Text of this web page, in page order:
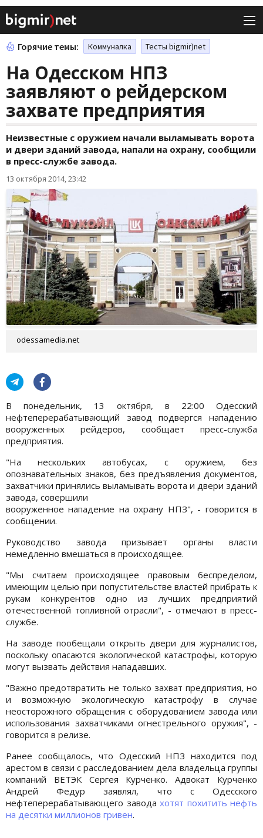
Горячие темы: Коммуналка Тесты bigmir)net
На Одесском НПЗ
заявляют о рейдерском
захвате предприятия
Неизвестные с оружием начали выламывать ворота
и двери зданий завода, напали на охрану, сообщили
в пресс-службе завода.
13 октября 2014, 23:42
odessamedia.net
В понедельник, 13 октября, в 22:00 Одесский
нефтеперерабатывающий завод подвергся нападению
вооруженных рейдеров, сообщает пресс-служба
предприятия.
"На нескольких автобусах, с оружием, без
опознавательных знаков, без предъявления документов,
захватчики принялись выламывать ворота и двери зданий
завода, совершили
вооруженное нападение на охрану НПЗ", - говорится в
сообщении.
Руководство завода призывает органы власти
немедленно вмешаться в происходящее.
"Мы считаем происходящее правовым беспределом,
имеющим целью при попустительстве властей прибрать к
рукам конкурентов одно из лучших предприятий
отечественной топливной отрасли", - отмечают в пресс-
службе.
На заводе пообещали открыть двери для журналистов,
поскольку опасаются экологической катастрофы, которую
могут вызвать действия нападавших.
"Важно предотвратить не только захват предприятия, но
и возможную экологическую катастрофу в случае
неосторожного обращения с оборудованием завода или
использования захватчиками огнестрельного оружия", -
говорится в релизе.
Ранее сообщалось, что Одесский НПЗ находится под
арестом в связи с расследованием дела владельца группы
компаний ВЕТЭК Сергея Курченко. Адвокат Курченко
Андрей Федур заявлял, что с Одесского
нефтеперерабатывающего завода хотят похитить нефть
на десятки миллионов гривен.